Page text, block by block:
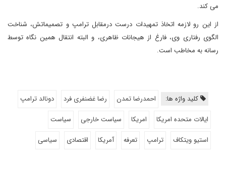
می کند.
از این رو لازمه اتخاذ تمهیدات درست درمقابل ترامپ و تصمیماتش، شناخت
الگوی رفتاری وی، فارغ از هیجانات ظاهری، و البته انتقال همین نگاه توسط
رسانه به مخاطب است.
کلید واژه ها: احمدرضا تمدن رضا غضنفری فرد
دونالد ترامپ
ایالات متحده امریکا
امریکا سیاست خارجی
سیاست
استیو ویتکاف
ترامپ تعرفه آمریکا اقتصادی سیاسی